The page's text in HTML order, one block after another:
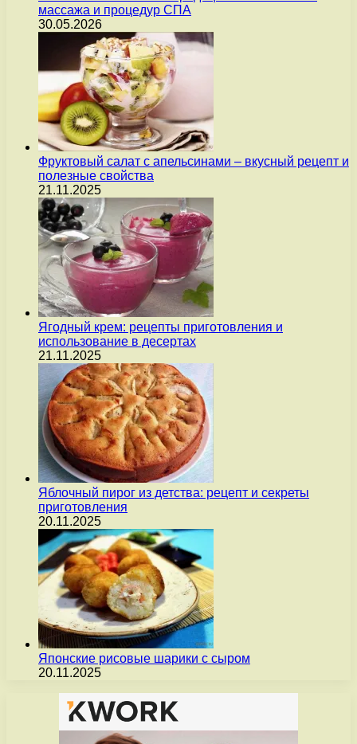
массажа и процедур СПА
30.05.2026
Фруктовый салат с апельсинами – вкусный рецепт и
полезные свойства
21.11.2025
Ягодный крем: рецепты приготовления и
использование в десертах
21.11.2025
Яблочный пирог из детства: рецепт и секреты
приготовления
20.11.2025
Японские рисовые шарики с сыром
20.11.2025